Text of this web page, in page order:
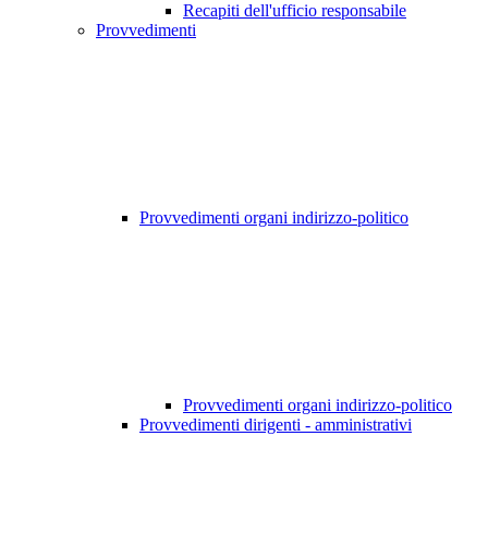
Recapiti dell'ufficio responsabile
Provvedimenti
Provvedimenti organi indirizzo-politico
Provvedimenti organi indirizzo-politico
Provvedimenti dirigenti - amministrativi